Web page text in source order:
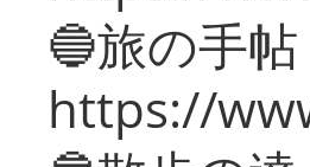
🔵旅の手帖
https://